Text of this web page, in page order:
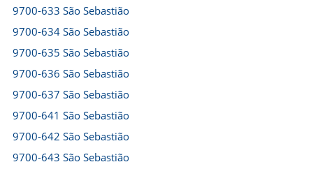
9700-633 São Sebastião
9700-634 São Sebastião
9700-635 São Sebastião
9700-636 São Sebastião
9700-637 São Sebastião
9700-641 São Sebastião
9700-642 São Sebastião
9700-643 São Sebastião